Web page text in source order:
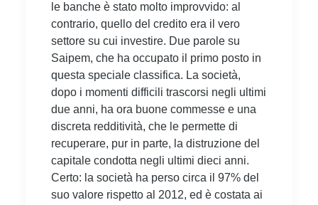
le banche è stato molto improvvido: al
contrario, quello del credito era il vero
settore su cui investire. Due parole su
Saipem, che ha occupato il primo posto in
questa speciale classifica. La società,
dopo i momenti difficili trascorsi negli ultimi
due anni, ha ora buone commesse e una
discreta redditività, che le permette di
recuperare, pur in parte, la distruzione del
capitale condotta negli ultimi dieci anni.
Certo: la società ha perso circa il 97% del
suo valore rispetto al 2012, ed è costata ai